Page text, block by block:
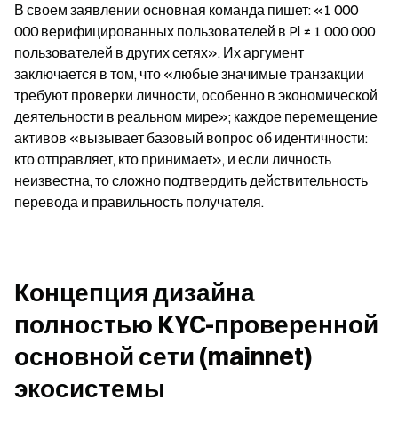
В своем заявлении основная команда пишет: «1 000
000 верифицированных пользователей в Pi ≠ 1 000 000
пользователей в других сетях». Их аргумент
заключается в том, что «любые значимые транзакции
требуют проверки личности, особенно в экономической
деятельности в реальном мире»; каждое перемещение
активов «вызывает базовый вопрос об идентичности:
кто отправляет, кто принимает», и если личность
неизвестна, то сложно подтвердить действительность
перевода и правильность получателя.
Концепция дизайна
полностью KYC-проверенной
основной сети (mainnet)
экосистемы